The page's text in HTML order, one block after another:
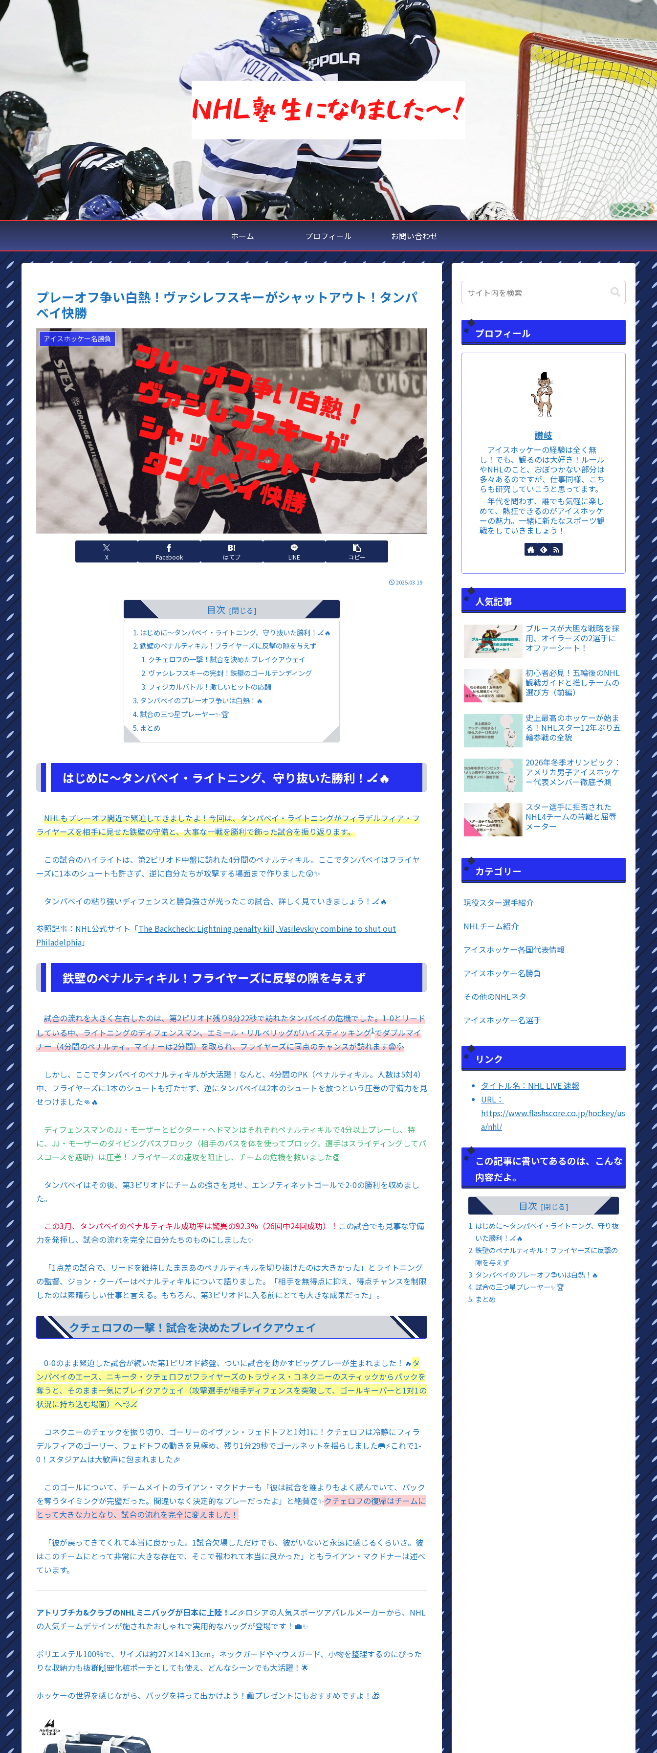
ホーム プロフィール お問い合わせ
プレーオフ争い白熱！ヴァシレフスキーがシャットアウト！タンパ
ベイ快勝
アイスホッケー名勝負
X Facebook はてブ LINE コピー
2025.03.19
目次
はじめに～タンパベイ・ライトニング、守り抜いた勝利！🏒🔥
鉄壁のペナルティキル！フライヤーズに反撃の隙を与えず
クチェロフの一撃！試合を決めたブレイクアウェイ
ヴァシレフスキーの完封！鉄壁のゴールテンディング
フィジカルバトル！激しいヒットの応酬
タンパベイのプレーオフ争いは白熱！🔥
試合の三つ星プレーヤー✨🏆
まとめ
はじめに～タンパベイ・ライトニング、守り抜いた勝利！🏒🔥
NHLもプレーオフ間近で緊迫してきましたよ！今回は、タンパベイ・ライトニングがフィラデルフィア・フ
ライヤーズを相手に見せた鉄壁の守備と、大事な一戦を勝利で飾った試合を振り返ります。
この試合のハイライトは、第2ピリオド中盤に訪れた4分間のペナルティキル。ここでタンパベイはフライヤ
ーズに1本のシュートも許さず、逆に自分たちが攻撃する場面まで作りました😲✨
タンパベイの粘り強いディフェンスと勝負強さが光ったこの試合、詳しく見ていきましょう！🏒🔥
参照記事：NHL公式サイト「The Backcheck: Lightning penalty kill, Vasilevskiy combine to shut out
Philadelphia」
鉄壁のペナルティキル！フライヤーズに反撃の隙を与えず
試合の流れを大きく左右したのは、第2ピリオド残り9分22秒で訪れたタンパベイの危機でした。1-0とリード
している中、ライトニングのディフェンスマン、エミール・リルベリッグがハイスティッキング1でダブルマイ
ナー（4分間のペナルティ。マイナーは2分間）を取られ、フライヤーズに同点のチャンスが訪れます😨💦
しかし、ここでタンパベイのペナルティキルが大活躍！なんと、4分間のPK（ペナルティキル。人数は5対4）
中、フライヤーズに1本のシュートも打たせず、逆にタンパベイは2本のシュートを放つという圧巻の守備力を見
せつけました👊🔥
ディフェンスマンのJJ・モーザーとビクター・ヘドマンはそれぞれペナルティキルで4分以上プレーし、特
に、JJ・モーザーのダイビングパスブロック（相手のパスを体を使ってブロック。選手はスライディングしてパ
スコースを遮断）は圧巻！フライヤーズの速攻を阻止し、チームの危機を救いました👏
タンパベイはその後、第3ピリオドにチームの強さを見せ、エンプティネットゴールで2-0の勝利を収めまし
た。
この3月、タンパベイのペナルティキル成功率は驚異の92.3%（26回中24回成功）！ この試合でも見事な守備
力を発揮し、試合の流れを完全に自分たちのものにしました✨
「1点差の試合で、リードを維持したままあのペナルティキルを切り抜けたのは大きかった」とライトニング
の監督、ジョン・クーパーはペナルティキルについて語りました。「相手を無得点に抑え、得点チャンスを制限
したのは素晴らしい仕事と言える。もちろん、第3ピリオドに入る前にとても大きな成果だった」。
クチェロフの一撃！試合を決めたブレイクアウェイ
0-0のまま緊迫した試合が続いた第1ピリオド終盤、ついに試合を動かすビッグプレーが生まれました！🔥タ
ンパベイのエース、ニキータ・クチェロフがフライヤーズのトラヴィス・コネクニーのスティックからパックを
奪うと、そのまま一気にブレイクアウェイ（攻撃選手が相手ディフェンスを突破して、ゴールキーパーと1対1の
状況に持ち込む場面）へ💨🏒
コネクニーのチェックを振り切り、ゴーリーのイヴァン・フェドトフと1対1に！クチェロフは冷静にフィラ
デルフィアのゴーリー、フェドトフの動きを見極め、残り1分29秒でゴールネットを揺らしました🥅⚡これで1-
0！スタジアムは大歓声に包まれました🎉
このゴールについて、チームメイトのライアン・マクドナーも「彼は試合を誰よりもよく読んでいて、パック
を奪うタイミングが完璧だった。間違いなく決定的なプレーだったよ」と絶賛👏✨クチェロフの復帰はチームに
とって大きな力となり、試合の流れを完全に変えました！
「彼が戻ってきてくれて本当に良かった。1試合欠場しただけでも、彼がいないと永遠に感じるくらいさ。彼
はこのチームにとって非常に大きな存在で、そこで報われて本当に良かった」ともライアン・マクドナーは述べ
ています。
アトリブチカ&クラブのNHLミニバッグが日本に上陸！ 🏒🎉ロシアの人気スポーツアパレルメーカーから、NHL
の人気チームデザインが施されたおしゃれで実用的なバッグが登場です！💼✨
ポリエステル100%で、サイズは約27×14×13cm。ネックガードやマウスガード、小物を整理するのにぴった
りな収納力も抜群🙌🎒化粧ポーチとしても使え、どんなシーンでも大活躍！🌟
ホッケーの世界を感じながら、バッグを持って出かけよう！🛍️プレゼントにもおすすめですよ！🎁
プロフィール
讃岐
アイスホッケーの経験は全く無
し！でも、観るのは大好き！ルール
やNHLのこと、おぼつかない部分は
多々あるのですが、仕事同様、こち
らも研究していこうと思ってます。
年代を問わず、誰でも気軽に楽し
めて、熱狂できるのがアイスホッケ
ーの魅力。一緒に新たなスポーツ観
戦をしていきましょう！
人気記事
ブルースが大胆な戦略を採
用、オイラーズの2選手に
オファーシート！
初心者必見！五輪後のNHL
観戦ガイドと推しチームの
選び方（前編）
史上最高のホッケーが始ま
る！NHLスター12年ぶり五
輪参戦の全貌
2026年冬季オリンピック：
アメリカ男子アイスホッケ
ー代表メンバー徹底予測
スター選手に拒否された
NHL4チームの苦難と屈辱
メーター
カテゴリー
現役スター選手紹介
NHLチーム紹介
アイスホッケー各国代表情報
アイスホッケー名勝負
その他のNHLネタ
アイスホッケー名選手
リンク
タイトル名：NHL LIVE 速報
URL：
https://www.flashscore.co.jp/hockey/us
a/nhl/
この記事に書いてあるのは、こんな
内容だよ。
目次
はじめに～タンパベイ・ライトニング、守り抜
いた勝利！🏒🔥
鉄壁のペナルティキル！フライヤーズに反撃の
隙を与えず
タンパベイのプレーオフ争いは白熱！🔥
試合の三つ星プレーヤー✨🏆
まとめ